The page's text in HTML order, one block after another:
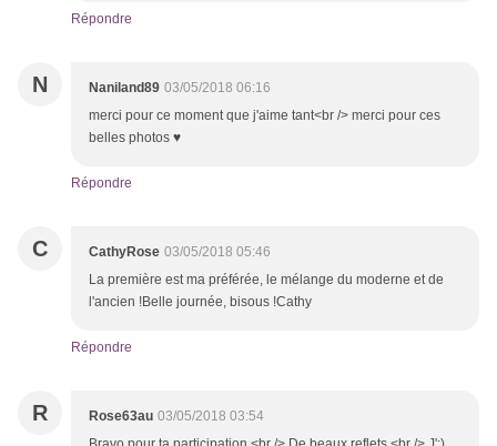
Répondre
N Naniland89 03/05/2018 06:16
merci pour ce moment que j'aime tant<br /> merci pour ces
belles photos ♥
Répondre
C CathyRose 03/05/2018 05:46
La première est ma préférée, le mélange du moderne et de
l'ancien !Belle journée, bisous !Cathy
Répondre
R Rose63au 03/05/2018 03:54